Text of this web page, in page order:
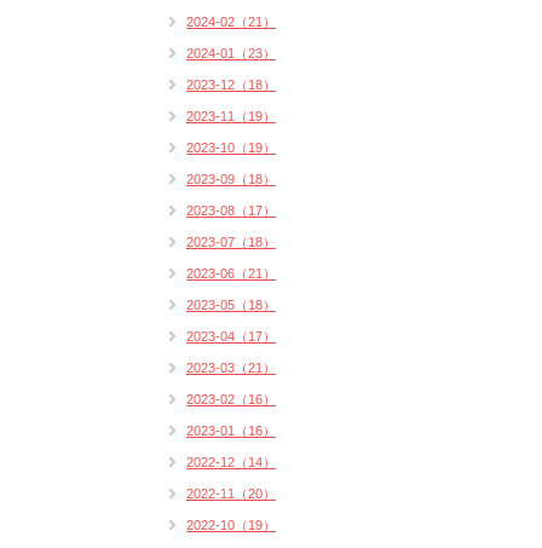
2024-02（21）
2024-01（23）
2023-12（18）
2023-11（19）
2023-10（19）
2023-09（18）
2023-08（17）
2023-07（18）
2023-06（21）
2023-05（18）
2023-04（17）
2023-03（21）
2023-02（16）
2023-01（16）
2022-12（14）
2022-11（20）
2022-10（19）